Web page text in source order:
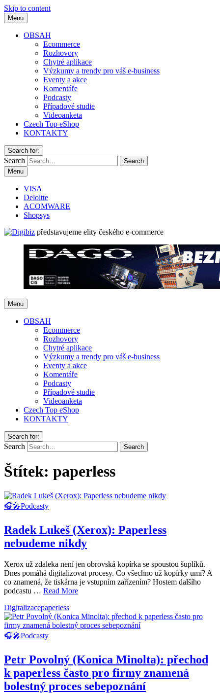
Skip to content
Menu
OBSAH
Ecommerce
Rozhovory
Chytré aplikace
Výzkumy a trendy pro váš e-business
Eventy a akce
Komentáře
Podcasty
Případové studie
Videoanketa
Czech Top eShop
KONTAKTY
Search for:
Search
Menu
VISA
Deloitte
ACOMWARE
Shopsys
představujeme elity českého e-commerce
Menu
OBSAH
Ecommerce
Rozhovory
Chytré aplikace
Výzkumy a trendy pro váš e-business
Eventy a akce
Komentáře
Podcasty
Případové studie
Videoanketa
Czech Top eShop
KONTAKTY
Search for:
Search
Štítek: paperless
🎧🎤Podcasty
Radek Lukeš (Xerox): Paperless
nebudeme nikdy
Xerox už zdaleka není jen obrovská kopírka se spoustou šuplíků.
Dnes pomáhá digitalizovat procesy. Co všechno už kopírky umí? A
co znamená, že tiskárna je vstupním zařízením? Hostem dalšího
podcastu … Read More
Digitalizacepaperless
🎧🎤Podcasty
Petr Povolný (Konica Minolta): přechod
k paperless často pro firmy znamená
bolestný proces sebepoznání